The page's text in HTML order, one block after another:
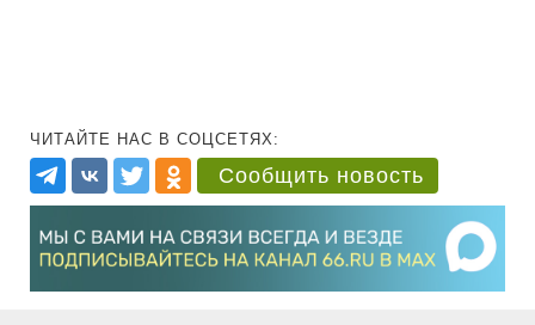
ЧИТАЙТЕ НАС В СОЦСЕТЯХ:
Сообщить новость